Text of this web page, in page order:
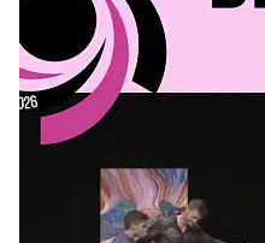
Kultura a volný čas
MLEJN. Vstupenky již v
Přijďte na přátelský festival
října 2026 Vstupenky již v
https://divadelnimlyn.cz/